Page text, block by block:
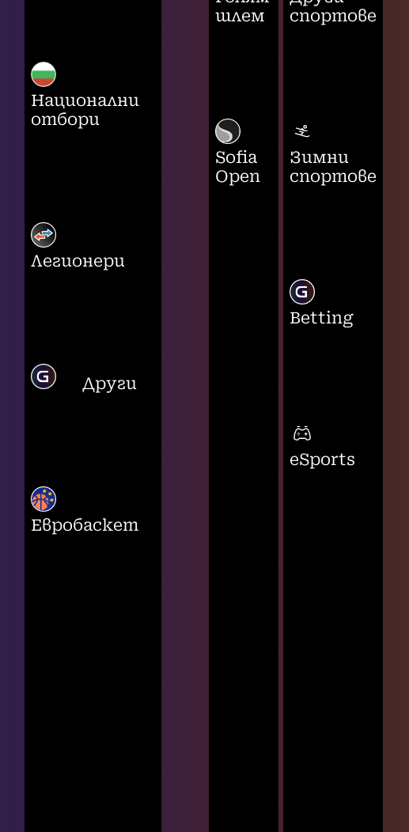
Национални
отбори
Легионери
Други
Евробаскет
шлем
Sofia
Open
спортове
Зимни
спортове
Betting
eSports